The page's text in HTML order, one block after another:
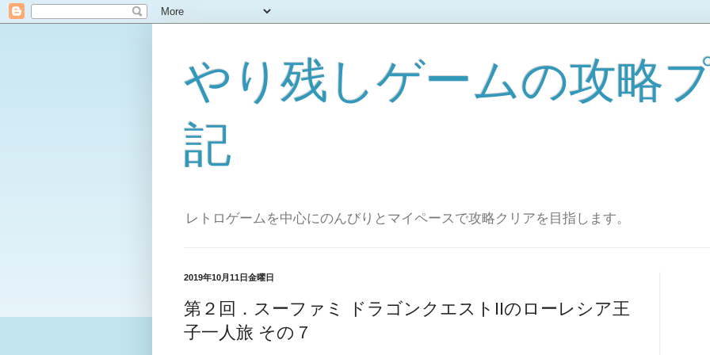
やり残しゲームの攻略
記
レトロゲームを中心にのんびりとマイペースで攻略クリアを目指します。
2019年10月11日金曜日
第２回．スーファミ ドラゴンクエストIIのローレシア王
子一人旅 その７